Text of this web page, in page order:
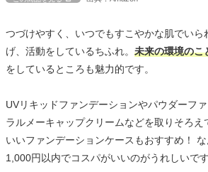
つづけやすく、いつでもすこやかな肌でいら
げ、活動をしているちふれ。 未来の環境のこ
をしているところも魅力的です。
UVリキッドファンデーションやパウダーフ
ラルメーキャップクリームなどを取りそろえ
いいファンデーションケースもおすすめ！
1,000円以内でコスパがいいのがうれしいです